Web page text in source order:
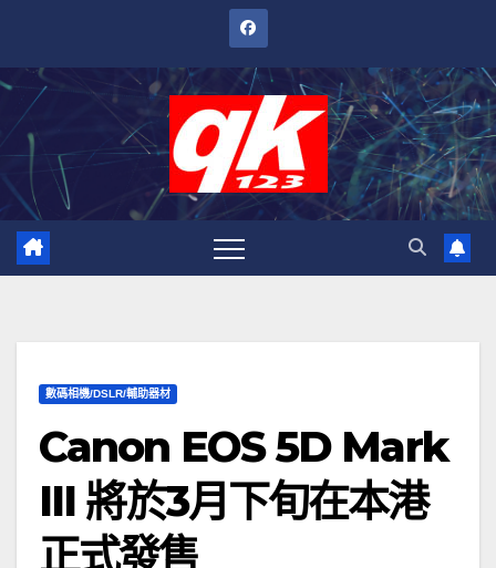
內
數碼相機/DSLR/輔助器材
Canon EOS 5D Mark
III 將於3月下旬在本港
正式發售